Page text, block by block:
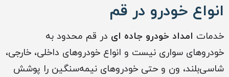
انواع خودرو در قم
خدمات امداد خودرو جاده ای در قم محدود به
خودروهای سواری نیست و انواع خودروهای داخلی، خارجی،
شاسی‌بلند، ون و حتی خودروهای نیمه‌سنگین را پوشش